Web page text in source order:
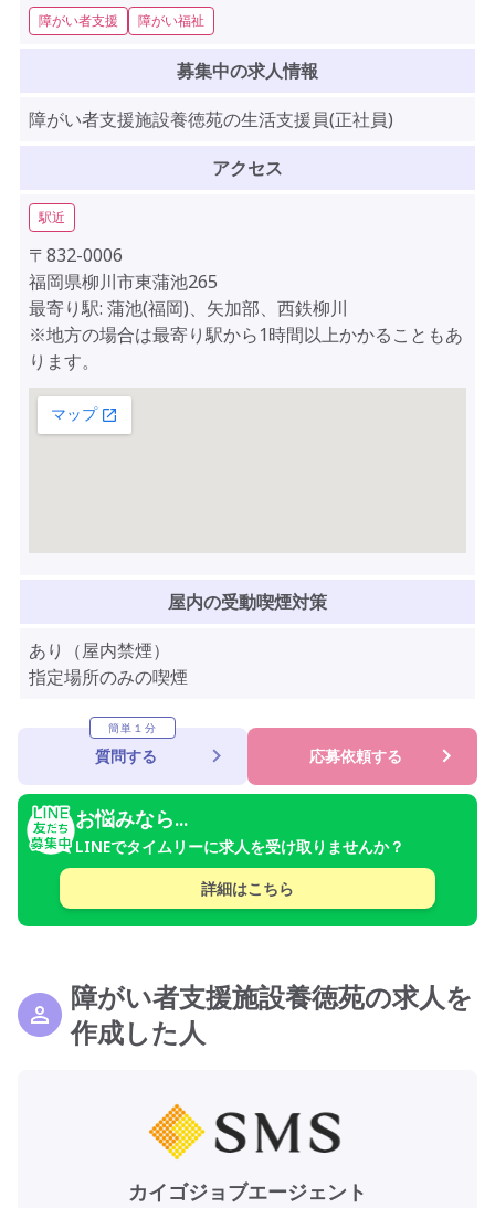
障がい者支援 障がい福祉
募集中の求人情報
障がい者支援施設養徳苑の生活支援員(正社員)
アクセス
駅近
〒832-0006
福岡県柳川市東蒲池265
最寄り駅: 蒲池(福岡)、矢加部、西鉄柳川
※地方の場合は最寄り駅から1時間以上かかることもあ
ります。
屋内の受動喫煙対策
あり（屋内禁煙）
指定場所のみの喫煙
簡単１分
質問する 応募依頼する
お悩みなら...
LINEでタイムリーに求人を受け取りませんか？
詳細はこちら
障がい者支援施設養徳苑の求人を
作成した人
カイゴジョブエージェント